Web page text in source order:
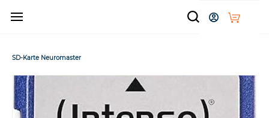
Hauptinhalt
SD-Karte Neuromaster